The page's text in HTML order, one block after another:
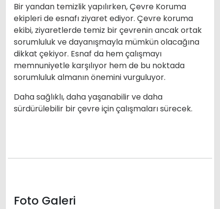
Bir yandan temizlik yapılırken, Çevre Koruma
ekipleri de esnafı ziyaret ediyor. Çevre koruma
ekibi, ziyaretlerde temiz bir çevrenin ancak ortak
sorumluluk ve dayanışmayla mümkün olacağına
dikkat çekiyor. Esnaf da hem çalışmayı
memnuniyetle karşılıyor hem de bu noktada
sorumluluk almanın önemini vurguluyor.
Daha sağlıklı, daha yaşanabilir ve daha
sürdürülebilir bir çevre için çalışmaları sürecek.
Foto Galeri